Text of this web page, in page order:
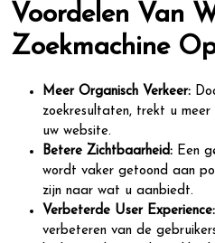
Voordelen Van
Zoekmachine
Meer Organisch Verkeer:
zoekresultaten, trekt u
uw website.
Betere Zichtbaarheid: Een
wordt vaker getoond aan
zijn naar wat u aanbiedt.
Verbeterde User Experience:
verbeteren van de